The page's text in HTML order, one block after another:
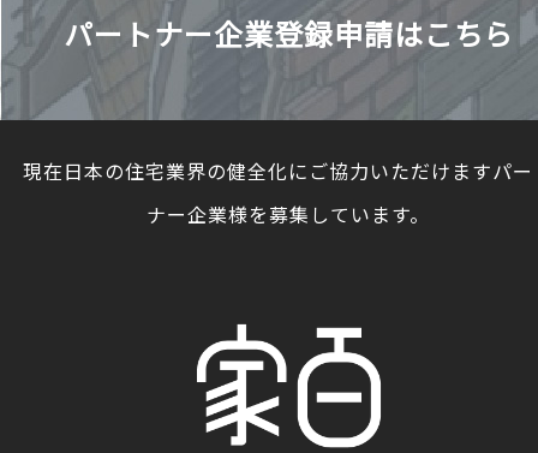
パートナー企業登録申請はこちら
現在日本の住宅業界の健全化にご協力いただけますパ
ナー企業様を募集しています。